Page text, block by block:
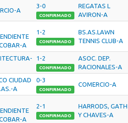
A
3-0
CONFIRMADO
REGATAS L
AVIRON-A
A
1-2
CONFIRMADO
BS.AS.LAWN
TENNIS CLUB-A
1-2
CONFIRMADO
ASOC. DEP.
RACIONALES-A
CIUDAD
A
0-3
CONFIRMADO
COMERCIO-A
A
2-1
CONFIRMADO
HARRODS, GATH
Y CHAVES-A